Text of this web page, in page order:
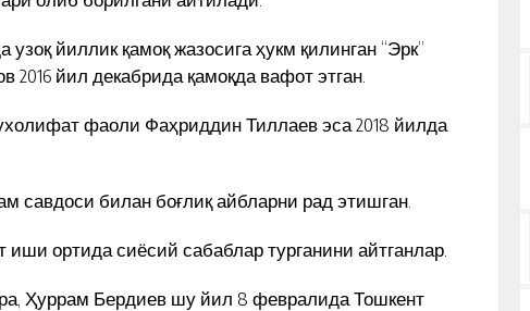
йиллик қамоқ жазосига ҳукм қилинган “Эрк”
йил декабрида қамоқда вафот этган.
фаоли Фаҳриддин Тиллаев эса 2018 йилда
савдоси билан боғлиқ айбларни рад этишган.
ортида сиёсий сабаблар турганини айтганлар.
Ҳуррам Бердиев шу йил 8 февралида Тошкент